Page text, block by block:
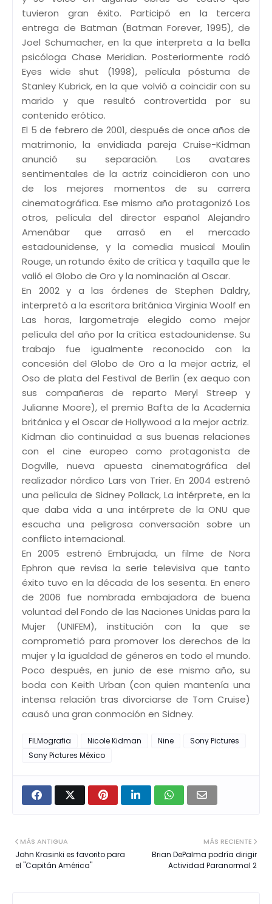
tuvieron gran éxito. Participó en la tercera
entrega de Batman (Batman Forever, 1995), de
Joel Schumacher, en la que interpreta a la bella
psicóloga Chase Meridian. Posteriormente rodó
Eyes wide shut (1998), película póstuma de
Stanley Kubrick, en la que volvió a coincidir con su
marido y que resultó controvertida por su
contenido erótico.
El 5 de febrero de 2001, después de once años de
matrimonio, la envidiada pareja Cruise-Kidman
anunció su separación. Los avatares
sentimentales de la actriz coincidieron con uno
de los mejores momentos de su carrera
cinematográfica. Ese mismo año protagonizó Los
otros, película del director español Alejandro
Amenábar que arrasó en el mercado
estadounidense, y la comedia musical Moulin
Rouge, un rotundo éxito de crítica y taquilla que le
valió el Globo de Oro y la nominación al Oscar.
En 2002 y a las órdenes de Stephen Daldry,
interpretó a la escritora británica Virginia Woolf en
Las horas, largometraje elegido como mejor
película del año por la crítica estadounidense. Su
trabajo fue igualmente reconocido con la
concesión del Globo de Oro a la mejor actriz, el
Oso de plata del Festival de Berlín (ex aequo con
sus compañeras de reparto Meryl Streep y
Julianne Moore), el premio Bafta de la Academia
británica y el Oscar de Hollywood a la mejor actriz.
Kidman dio continuidad a sus buenas relaciones
con el cine europeo como protagonista de
Dogville, nueva apuesta cinematográfica del
realizador nórdico Lars von Trier. En 2004 estrenó
una película de Sidney Pollack, La intérprete, en la
que daba vida a una intérprete de la ONU que
escucha una peligrosa conversación sobre un
conflicto internacional.
En 2005 estrenó Embrujada, un filme de Nora
Ephron que revisa la serie televisiva que tanto
éxito tuvo en la década de los sesenta. En enero
de 2006 fue nombrada embajadora de buena
voluntad del Fondo de las Naciones Unidas para la
Mujer (UNIFEM), institución con la que se
comprometió para promover los derechos de la
mujer y la igualdad de géneros en todo el mundo.
Poco después, en junio de ese mismo año, su
boda con Keith Urban (con quien mantenía una
intensa relación tras divorciarse de Tom Cruise)
causó una gran conmoción en Sidney.
FILMografia Nicole Kidman Nine
Sony Pictures
Sony Pictures México
MÁS RECIENTE
Brian DePalma podría dirigir
Actividad Paranormal 2
MÁS ANTIGUA
John Krasinki es favorito para
el "Capitán América"